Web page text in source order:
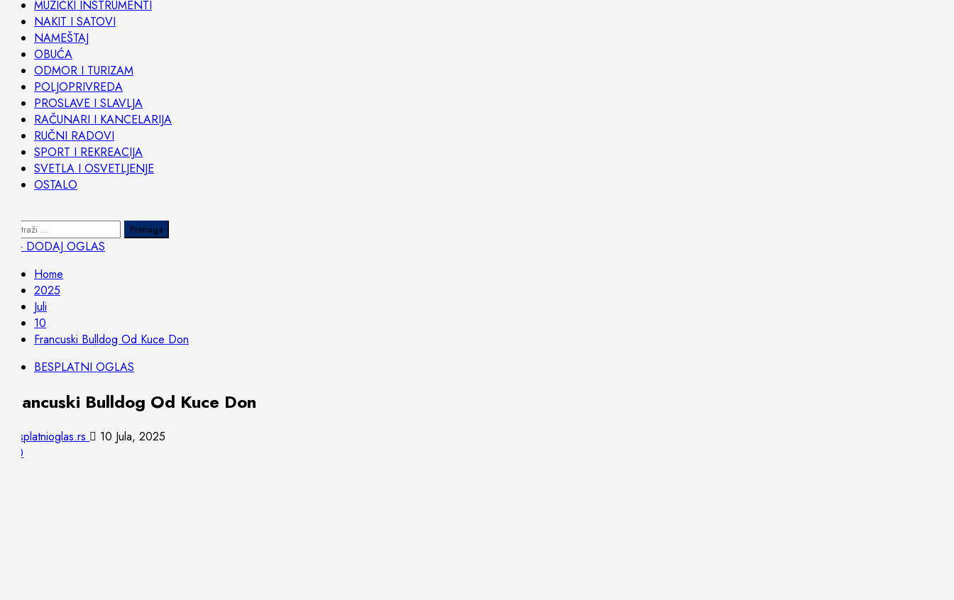
MUZIČKI INSTRUMENTI
NAKIT I SATOVI
NAMEŠTAJ
OBUĆA
ODMOR I TURIZAM
POLJOPRIVREDA
PROSLAVE I SLAVLJA
RAČUNARI I KANCELARIJA
RUČNI RADOVI
SPORT I REKREACIJA
SVETLA I OSVETLJENJE
OSTALO
Pretraga:
+ DODAJ OGLAS
Home
2025
Juli
10
Francuski Bulldog Od Kuce Don
BESPLATNI OGLAS
Francuski Bulldog Od Kuce Don
besplatnioglas.rs
10 Jula, 2025
0